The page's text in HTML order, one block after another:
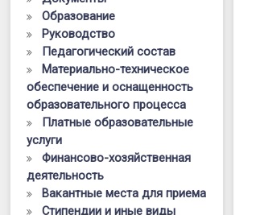
Образование
Руководство
Педагогический состав
Материально-техническое
обеспечение и оснащенность
образовательного процесса
Платные образовательные
услуги
Финансово-хозяйственная
деятельность
Вакантные места для приема
Стипендии и иные виды